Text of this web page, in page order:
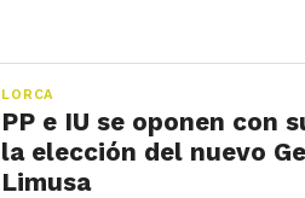
LORCA
PP e IU se oponen con
la elección del nuevo
Limusa